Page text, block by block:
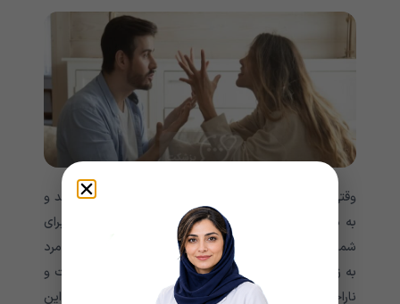
وقتی او عمدا کارهایی انجام می دهد که شما را ناراحت کند و
به دلداری شما اهمیتی نمی دهد، نشان می دهد که او برای
شما اهمیتی ندارد و یکی از واضح ترین علائم بی احترامی مرد
به زن محسوب می شود. ایجاد احساس ناراحتی، عصبانیت و
ناراحتی باعث می شود که او احساس خوبی داشته باشد. این